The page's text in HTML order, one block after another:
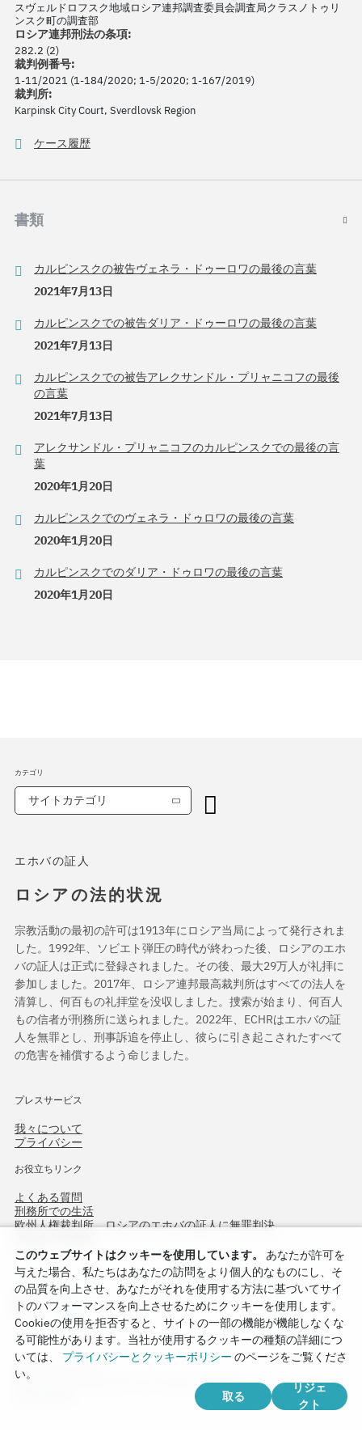
スヴェルドロフスク地域ロシア連邦調査委員会調査局クラスノトゥリ
ンスク町の調査部
ロシア連邦刑法の条項:
282.2 (2)
裁判例番号:
1-11/2021 (1-184/2020; 1-5/2020; 1-167/2019)
裁判所:
Karpinsk City Court, Sverdlovsk Region
ケース履歴
書類
カルピンスクの被告ヴェネラ・ドゥーロワの最後の言葉
2021年7月13日
カルピンスクでの被告ダリア・ドゥーロワの最後の言葉
2021年7月13日
カルピンスクでの被告アレクサンドル・プリャニコフの最後
の言葉
2021年7月13日
アレクサンドル・プリャニコフのカルピンスクでの最後の言
葉
2020年1月20日
カルピンスクでのヴェネラ・ドゥロワの最後の言葉
2020年1月20日
カルピンスクでのダリア・ドゥロワの最後の言葉
2020年1月20日
エホバの証人
ロシアの法的状況
宗教活動の最初の許可は1913年にロシア当局によって発行されま
した。1992年、ソビエト弾圧の時代が終わった後、ロシアのエホ
バの証人は正式に登録されました。その後、最大29万人が礼拝に
参加しました。2017年、ロシア連邦最高裁判所はすべての法人を
清算し、何百もの礼拝堂を没収しました。捜索が始まり、何百人
もの信者が刑務所に送られました。2022年、ECHRはエホバの証
人を無罪とし、刑事訴追を停止し、彼らに引き起こされたすべて
の危害を補償するよう命じました。
プレスサービス
我々について
プライバシー
お役立ちリンク
よくある質問
刑務所での生活
欧州人権裁判所、ロシアのエホバの証人に無罪判決
カテゴリ
サイトカテゴリ
Copyright © 2026
Watch Tower Bible and Tract Society of Korea.
このウェブサイトはクッキーを使用しています。
あなたが許可を
与えた場合、私たちはあなたの訪問をより個人的なものにし、そ
の品質を向上させ、あなたがそれを使用する方法に基づいてサイ
トのパフォーマンスを向上させるためにクッキーを使用します。
Cookieの使用を拒否すると、サイトの一部の機能が機能しなくな
る可能性があります。当社が使用するクッキーの種類の詳細につ
いては、 プライバシーとクッキーポリシー のページをご覧くださ
い。
取る
リジェ
クト